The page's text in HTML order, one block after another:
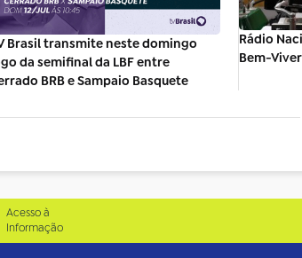
Brasil transmite neste domingo
da semifinal da LBF entre
BRB e Sampaio Basquete
Rádio
Bem-
Acesso à
Informação